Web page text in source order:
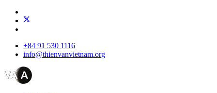
+84 91 530 1116
info@thienvanvietnam.org